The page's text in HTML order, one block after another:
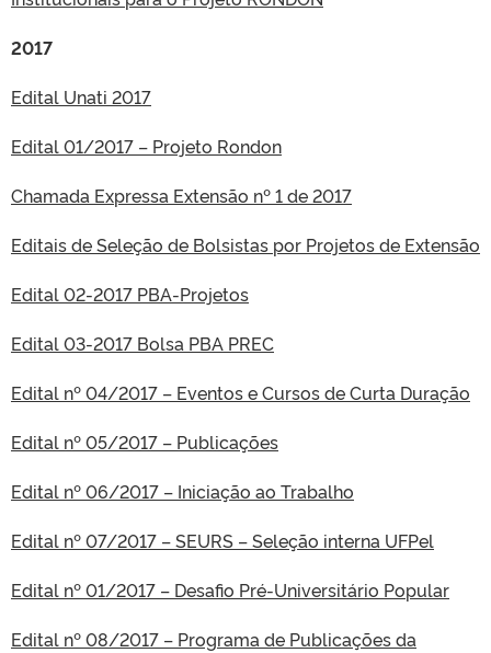
2017
Edital Unati 2017
Edital 01/2017 – Projeto Rondon
Chamada Expressa Extensão nº 1 de 2017
Editais de Seleção de Bolsistas por Projetos de Extensão
Edital 02-2017 PBA-Projetos
Edital 03-2017 Bolsa PBA PREC
Edital nº 04/2017 – Eventos e Cursos de Curta Duração
Edital nº 05/2017 – Publicações
Edital nº 06/2017 – Iniciação ao Trabalho
Edital nº 07/2017 – SEURS – Seleção interna UFPel
Edital nº 01/2017 – Desafio Pré-Universitário Popular
Edital nº 08/2017 – Programa de Publicações da